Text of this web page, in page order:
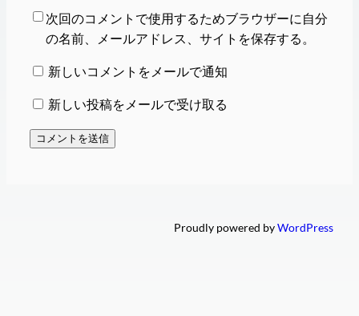
次回のコメントで使用するためブラウザーに自分
の名前、メールアドレス、サイトを保存する。
新しいコメントをメールで通知
新しい投稿をメールで受け取る
Proudly powered byWordPress